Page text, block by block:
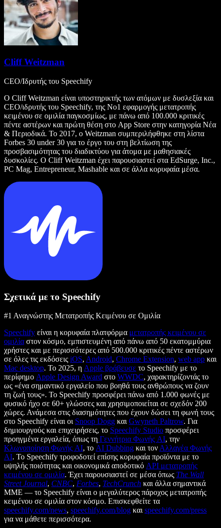
Cliff Weitzman
CEO/Ιδρυτής του Speechify
Ο Cliff Weitzman είναι υποστηρικτής των ατόμων με δυσλεξία και
CEO/ιδρυτής του Speechify, της Νο1 εφαρμογής μετατροπής
κειμένου σε ομιλία παγκοσμίως, με πάνω από 100.000 κριτικές
πέντε αστέρων και πρώτη θέση στο App Store στην κατηγορία Νέα
& Περιοδικά. Το 2017, ο Weitzman συμπεριλήφθηκε στη λίστα
Forbes 30 under 30 για το έργο του στη βελτίωση της
προσβασιμότητας του διαδικτύου για άτομα με μαθησιακές
δυσκολίες. Ο Cliff Weitzman έχει παρουσιαστεί στα EdSurge, Inc.,
PC Mag, Entrepreneur, Mashable και σε άλλα κορυφαία μέσα.
Σχετικά με το Speechify
#1 Αναγνώστης Μετατροπής Κειμένου σε Ομιλία
Speechify είναι η κορυφαία πλατφόρμα μετατροπής κειμένου σε
ομιλία στον κόσμο, εμπιστευμένη από πάνω από 50 εκατομμύρια
χρήστες και με περισσότερες από 500.000 κριτικές πέντε αστέρων
σε όλες τις εκδόσεις iOS, Android, Chrome Extension, web app και
Mac desktop. Το 2025, η Apple βράβευσε το Speechify με το
περίφημο Apple Design Award στο WWDC, χαρακτηρίζοντάς το
ως «ένα σημαντικό εργαλείο που βοηθά τους ανθρώπους να ζουν
τη ζωή τους». Το Speechify προσφέρει πάνω από 1.000 φωνές με
φυσικό ήχο σε 60+ γλώσσες και χρησιμοποιείται σε σχεδόν 200
χώρες. Ανάμεσα στις διασημότητες που έχουν δώσει τη φωνή τους
στο Speechify είναι οι Snoop Dogg και Gwyneth Paltrow. Για
δημιουργούς και επιχειρήσεις, το Speechify Studio προσφέρει
προηγμένα εργαλεία, όπως τη Γεννήτρια Φωνής AI, την
Κλωνοποίηση Φωνής AI, το AI Dubbing και τον Αλλαγέα Φωνής
AI. Το Speechify τροφοδοτεί επίσης κορυφαία προϊόντα με το
υψηλής ποιότητας και οικονομικά αποδοτικό API μετατροπής
κειμένου σε ομιλία. Έχει παρουσιαστεί σε μέσα όπως The Wall
Street Journal, CNBC, Forbes, TechCrunch και άλλα σημαντικά
ΜΜΕ — το Speechify είναι ο μεγαλύτερος πάροχος μετατροπής
κειμένου σε ομιλία στον κόσμο. Επισκεφθείτε τα
speechify.com/news, speechify.com/blog και speechify.com/press
για να μάθετε περισσότερα.